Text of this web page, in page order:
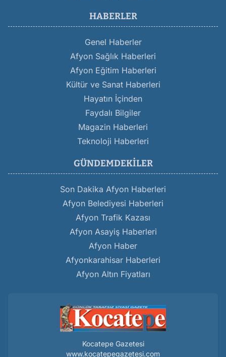
HABERLER
Genel Haberler
Afyon Sağlık Haberleri
Afyon Eğitim Haberleri
Kültür ve Sanat Haberleri
Hayatın İçinden
Faydalı Bilgiler
Magazin Haberleri
Teknoloji Haberleri
GÜNDEMDEKILER
Son Dakika Afyon Haberleri
Afyon Belediyesi Haberleri
Afyon Trafik Kazası
Afyon Asayiş Haberleri
Afyon Haber
Afyonkarahisar Haberleri
Afyon Altın Fiyatları
Kocatepe Gazetesi
www.kocatepegazetesi.com